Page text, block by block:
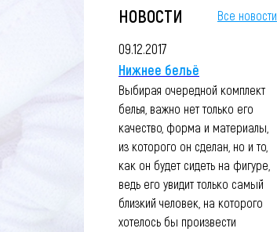
НОВОСТИ Все новости
09.12.2017
Нижнее бельё
Выбирая очередной комплект
белья, важно нет только его
качество, форма и материалы,
из которого он сделан, но и то,
как он будет сидеть на фигуре,
ведь его увидит только самый
близкий человек, на которого
хотелось бы произвести